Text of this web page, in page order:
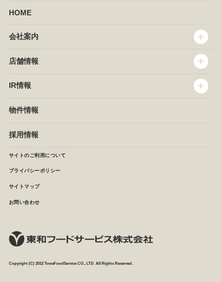
HOME
会社案内
企業情報
セントラルキッチン
NEWS
店舗情報
椿屋珈琲
イタリアンダイニングDONA
店舗検索
IR情報
IRニュース
月次報告
決算短信
株主の皆様へ
よくあるご質問 (株主優待制度)
物件情報
採用情報
サイトのご利用について
プライバシーポリシー
サイトマップ
お問い合わせ
Copyright (C) 2012 TowaFoodService CO., LTD. All Rights Reserved.